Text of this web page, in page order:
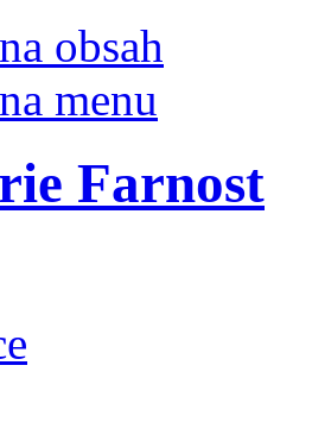
obsah
menu
Farnost